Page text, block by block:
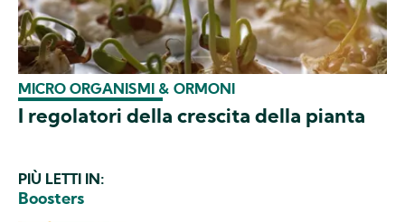
MICRO ORGANISMI & ORMONI
I regolatori della crescita della pianta
PIÙ LETTI IN:
Boosters